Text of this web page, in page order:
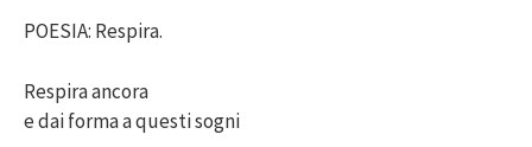
POESIA: Respira.
Respira ancora
e dai forma a questi sogni